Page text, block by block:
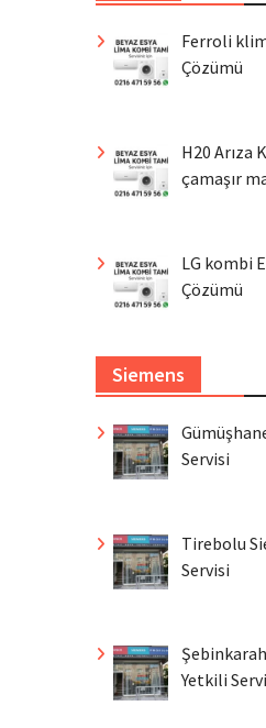
Ferroli
Çözümü
H20 Arıza
çamaşır
LG kombi
Çözümü
Siemens
Servisi
Tirebolu
Servisi
Yetkili